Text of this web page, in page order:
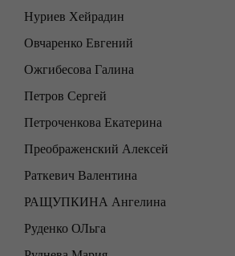
Нуриев Хейрадин
Овчаренко Евгений
Ожгибесова Галина
Петров Сергей
Петроченкова Екатерина
Преображенский Алексей
Раткевич Валентина
РАЩУПКИНА Ангелина
Руденко ОЛьга